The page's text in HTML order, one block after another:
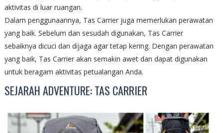
aktivitas di luar ruangan.
Dalam penggunaannya, Tas Carrier juga memerlukan perawatan
yang baik. Sebelum dan sesudah digunakan, Tas Carrier
sebaiknya dicuci dan dijaga agar tetap kering. Dengan perawatan
yang baik, Tas Carrier akan semakin awet dan dapat digunakan
untuk beragam aktivitas petualangan Anda.
SEJARAH ADVENTURE: TAS CARRIER